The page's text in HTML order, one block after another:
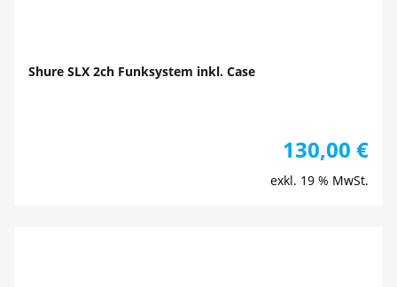
Shure SLX 2ch Funksystem inkl. Case
130,00 €
exkl. 19 % MwSt.